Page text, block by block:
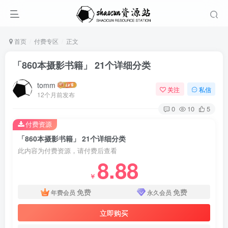
首页 付费专区 正文
「860本摄影书籍」 21个详细分类
tomm
12个月前发布
关注 私信
0 10 5
「860本摄影书籍」 21个详细分类
此内容为付费资源，请付费后查看
￥ 8.88
年费会员 免费 永久会员 免费
立即购买
付费资源